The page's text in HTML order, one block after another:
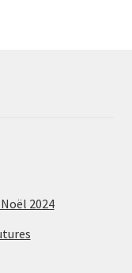
2024